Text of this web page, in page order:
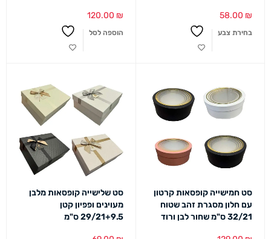
58.00 ₪
בחירת צבע
120.00 ₪
הוספה לסל
סט חמישייה קופסאות קרטון
עם חלון מסגרת זהב שטוח
32/21 ס"מ שחור לבן ורוד
סט שלישייה קופסאות מלבן
מעוינים ופפיון קטן
29/21+9.5 ס"מ